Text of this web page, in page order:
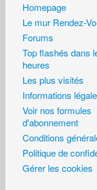
Homepage
Le mur Rendez-
Forums
Top flashés dans
heures
Les plus visités
Informations
Voir nos formules
d'abonnement
Conditions
Politique de
Gérer les cookies